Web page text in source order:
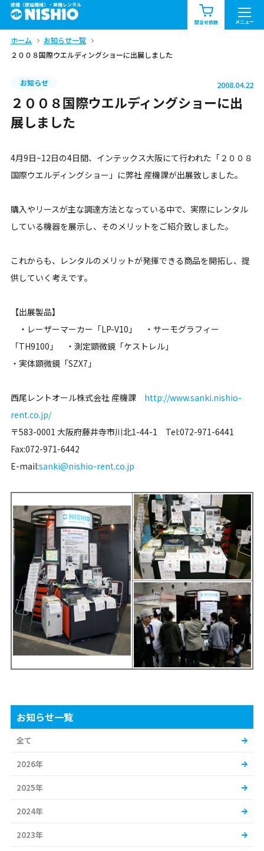
建機（建設機械）・重機レンタル
問合せ依頼 メニュー
商品一覧 お知らせ一覧
問合せ依頼リスト
北海道 東北 関東
中部
九州・沖縄（外部）
ホーム
お知らせ一覧
２００８国際ウエルディングショーに出展しました
お知らせ 2008.04.22
２００８国際ウエルディングショーに出
展しました
4月9日~12日の4日間、インテックス大阪にて行われた「２００８
国際ウエルディングショー」に弊社 産機課が出展致しました。
購入やリースが主な調達方法となっている中で、実際にレンタル
している機器を展示し、そのメリットをご紹介致しました。
これからも、レンタルのメリットが発揮できる商品を開拓し、提
供していく考えです。
【出展製品】
・レーザーマーカー「LP-V10」 ・サーモグラフィー
「TH9100」 ・測定顕微鏡「ケストレル」
・実体顕微鏡「SZX7」
西尾レントオール株式会社 産機課 http://www.sanki.nishio-
rent.co.jp/
〒583-0001 大阪府藤井寺市川北1-44-1 Tel:072-971-6441
Fax:072-971-6442
E-mail:sanki@nishio-rent.co.jp
お知らせ一覧
全て
2026年
2025年
2024年
2023年